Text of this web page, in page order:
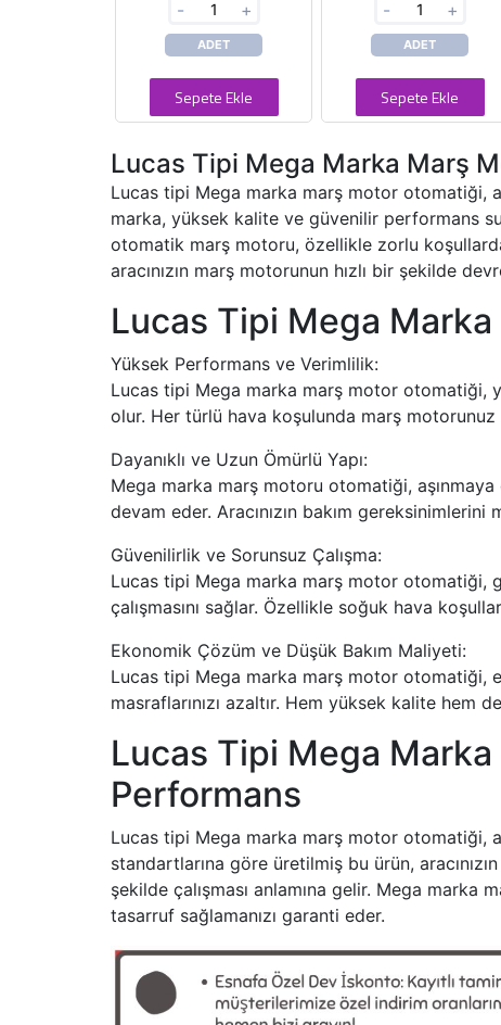
- +
ADET
Sepete Ekle
- +
ADET
Sepete Ekle
Lucas Tipi Mega Marka Marş
Lucas tipi Mega marka marş motor otomatiği,
marka, yüksek kalite ve güvenilir performans
otomatik marş motoru, özellikle zorlu
aracınızın marş motorunun hızlı bir şekilde
Lucas Tipi Mega
Yüksek Performans ve Verimlilik:
Lucas tipi Mega marka marş motor otomatiği,
olur. Her türlü hava koşulunda marş motorunuz
Dayanıklı ve Uzun Ömürlü Yapı:
Mega marka marş motoru otomatiği,
devam eder. Aracınızın bakım
Güvenilirlik ve Sorunsuz Çalışma:
Lucas tipi Mega marka marş motor otomatiği,
çalışmasını sağlar. Özellikle soğuk hava
Ekonomik Çözüm ve Düşük Bakım Maliyeti:
Lucas tipi Mega marka marş motor otomatiği,
masraflarınızı azaltır. Hem yüksek kalite hem
Lucas Tipi Mega
Performans
Lucas tipi Mega marka marş motor otomatiği,
standartlarına göre üretilmiş bu ürün,
şekilde çalışması anlamına gelir. Mega
tasarruf sağlamanızı garanti eder.